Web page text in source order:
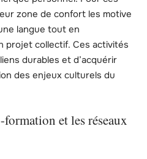
zone de confort les motive
langue tout en
projet collectif. Ces activités
durables et d’acquérir
des enjeux culturels du
formation et les réseaux